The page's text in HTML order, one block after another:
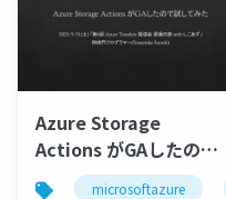
Azure Storage
Actions がGAしたので
試してみたmicrosoftazure